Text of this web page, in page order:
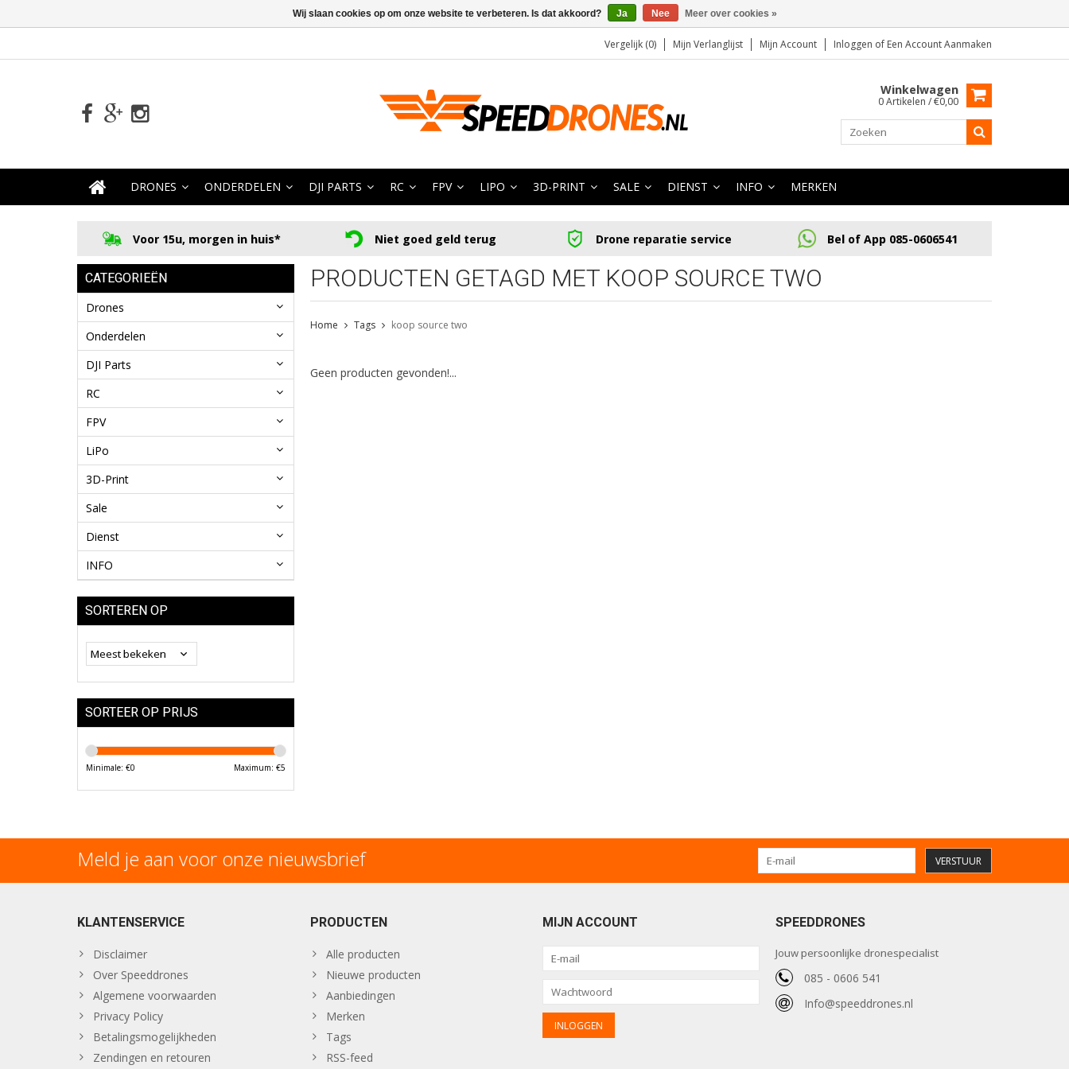
Vergelijk (0) Mijn Verlanglijst Mijn Account Inloggen of Een Account Aanmaken
Winkelwagen
0 Artikelen / €0,00
DRONES ONDERDELEN DJI PARTS RC FPV LIPO 3D-PRINT SALE DIENST INFO MERKEN
Voor 15u, morgen in huis* Niet goed geld terug Drone reparatie service Bel of App 085-0606541
CATEGORIEËN
Drones
Onderdelen
DJI Parts
RC
FPV
LiPo
3D-Print
Sale
Dienst
INFO
SORTEREN OP
SORTEER OP PRIJS
Minimale: €0 Maximum: €5
PRODUCTEN GETAGD MET KOOP SOURCE TWO
Home Tags koop source two
Geen producten gevonden!...
Meld je aan voor onze nieuwsbrief VERSTUUR
KLANTENSERVICE
Disclaimer
Over Speeddrones
Algemene voorwaarden
Privacy Policy
Betalingsmogelijkheden
Zendingen en retouren
PRODUCTEN
Alle producten
Nieuwe producten
Aanbiedingen
Merken
Tags
RSS-feed
MIJN ACCOUNT SPEEDDRONES
Jouw persoonlijke dronespecialist
085 - 0606 541
Info@speeddrones.nl
Wij slaan cookies op om onze website te verbeteren. Is dat akkoord? Ja Nee Meer over cookies »